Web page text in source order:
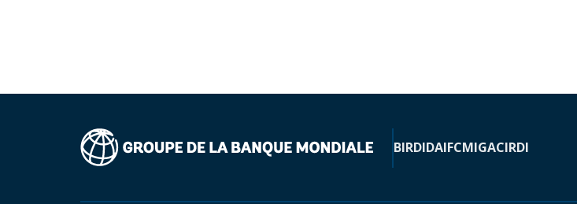
BIRDIDAIFCMIGACIRDI